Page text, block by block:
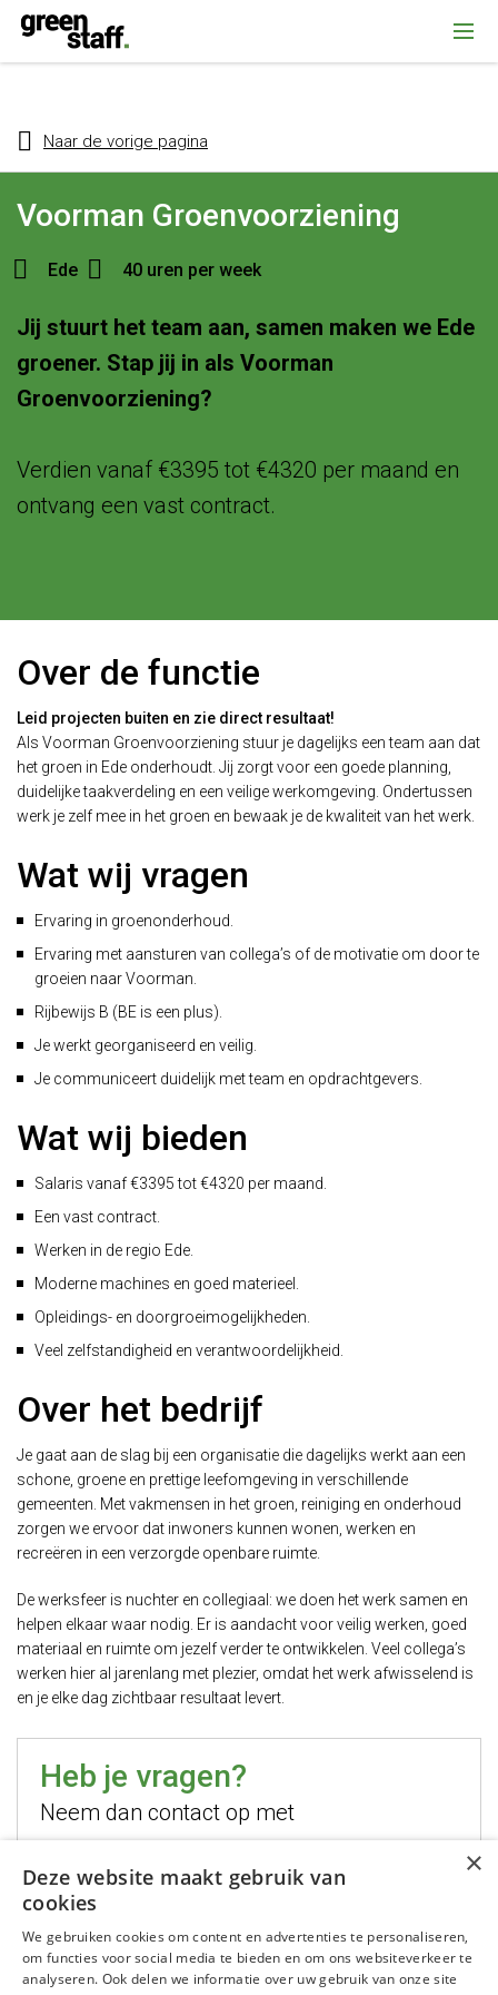
{ "@context": "https://schema.org", "@type": "Organization", "name":
""Greenstaff, "url": "https://www.greenstaff.nl", "logo": "" }
Naar de vorige pagina
Voorman Groenvoorziening
Ede 40 uren per week
Jij stuurt het team aan, samen maken we Ede
groener. Stap jij in als Voorman
Groenvoorziening?
Verdien vanaf €3395 tot €4320 per maand en
ontvang een vast contract.
Over de functie
Leid projecten buiten en zie direct resultaat!
Als Voorman Groenvoorziening stuur je dagelijks een team aan dat
het groen in Ede onderhoudt. Jij zorgt voor een goede planning,
duidelijke taakverdeling en een veilige werkomgeving. Ondertussen
werk je zelf mee in het groen en bewaak je de kwaliteit van het werk.
Wat wij vragen
Ervaring in groenonderhoud.
Ervaring met aansturen van collega’s of de motivatie om door te
groeien naar Voorman.
Rijbewijs B (BE is een plus).
Je werkt georganiseerd en veilig.
Je communiceert duidelijk met team en opdrachtgevers.
Wat wij bieden
Salaris vanaf €3395 tot €4320 per maand.
Een vast contract.
Werken in de regio Ede.
Moderne machines en goed materieel.
Opleidings- en doorgroeimogelijkheden.
Veel zelfstandigheid en verantwoordelijkheid.
Over het bedrijf
Je gaat aan de slag bij een organisatie die dagelijks werkt aan een
schone, groene en prettige leefomgeving in verschillende
gemeenten. Met vakmensen in het groen, reiniging en onderhoud
zorgen we ervoor dat inwoners kunnen wonen, werken en
recreëren in een verzorgde openbare ruimte.
De werksfeer is nuchter en collegiaal: we doen het werk samen en
helpen elkaar waar nodig. Er is aandacht voor veilig werken, goed
materiaal en ruimte om jezelf verder te ontwikkelen. Veel collega’s
werken hier al jarenlang met plezier, omdat het werk afwisselend is
en je elke dag zichtbaar resultaat levert.
Heb je vragen?
Neem dan contact op met
Hugo Jelier
Bel mij
Stuur mij een email
×
Deze website maakt gebruik van
cookies
We gebruiken cookies om content en advertenties te personaliseren,
om functies voor social media te bieden en om ons websiteverkeer te
analyseren. Ook delen we informatie over uw gebruik van onze site